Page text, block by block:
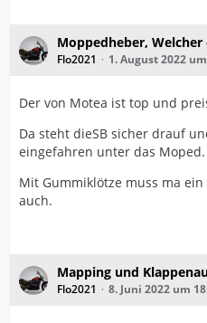
Moppedheber, Welcher
Flo2021 1. August 2022
Der von Motea ist top und
Da steht dieSB sicher drauf
eingefahren unter das Moped.
Mit Gummiklötze muss ma
auch.
Mapping und
Flo2021 8. Juni 2022 um